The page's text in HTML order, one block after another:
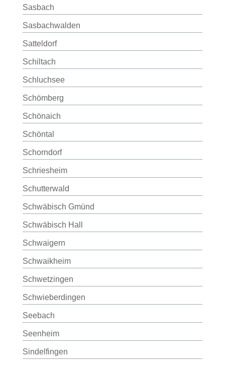
Sasbach
Sasbachwalden
Satteldorf
Schiltach
Schluchsee
Schömberg
Schönaich
Schöntal
Schorndorf
Schriesheim
Schutterwald
Schwäbisch Gmünd
Schwäbisch Hall
Schwaigern
Schwaikheim
Schwetzingen
Schwieberdingen
Seebach
Seenheim
Sindelfingen